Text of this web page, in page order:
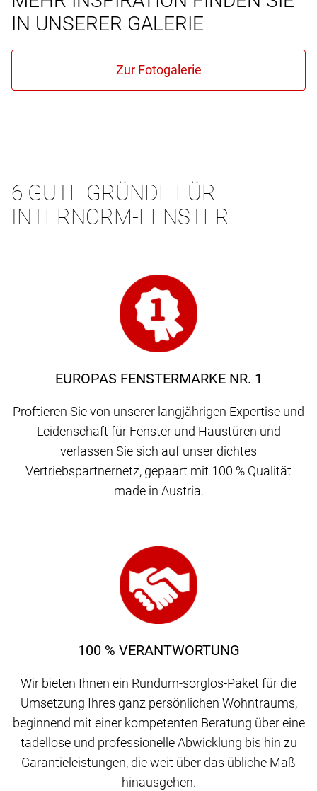
IN UNSERER GALERIE
6 GUTE GRÜNDE FÜR
INTERNORM-FENSTER
EUROPAS FENSTERMARKE NR. 1
Proftieren Sie von unserer langjährigen Expertise und
Leidenschaft für Fenster und Haustüren und
verlassen Sie sich auf unser dichtes
Vertriebspartnernetz, gepaart mit 100 % Qualität
made in Austria.
100 % VERANTWORTUNG
Wir bieten Ihnen ein Rundum-sorglos-Paket für die
Umsetzung Ihres ganz persönlichen Wohntraums,
beginnend mit einer kompetenten Beratung über eine
tadellose und professionelle Abwicklung bis hin zu
Garantieleistungen, die weit über das übliche Maß
hinausgehen.